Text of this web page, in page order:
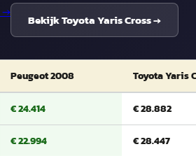
→
BekijkToyota Yaris Cross→
Peugeot 2008 Toyota Yaris
€ 24.414 € 28.882
€ 22.994 € 28.447